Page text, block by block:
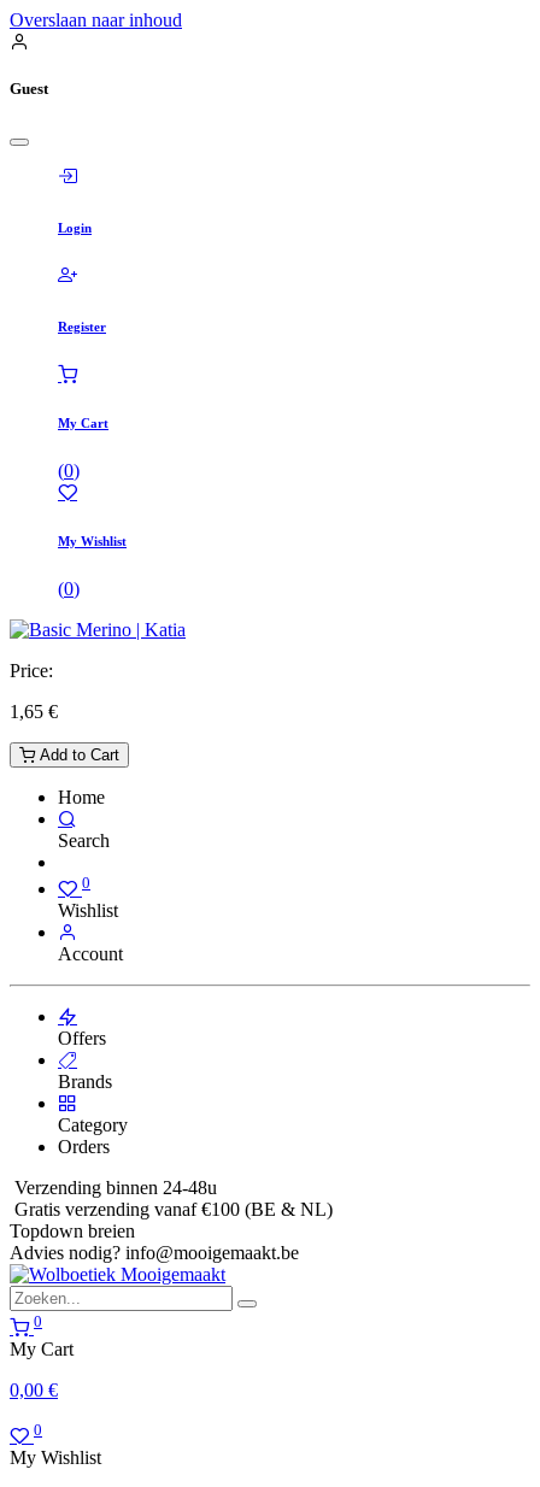
Overslaan naar inhoud
Guest
Login
Register
My Cart
(0)
My Wishlist
(0)
Price:
1,65 €
Add to Cart
Home
Search
0
Wishlist
Account
Offers
Brands
Category
Orders
Verzending binnen 24-48u
Gratis verzending vanaf €100 (BE & NL)
Topdown breien
Advies nodig? info@mooigemaakt.be
0
My Cart
0,00 €
0
My Wishlist